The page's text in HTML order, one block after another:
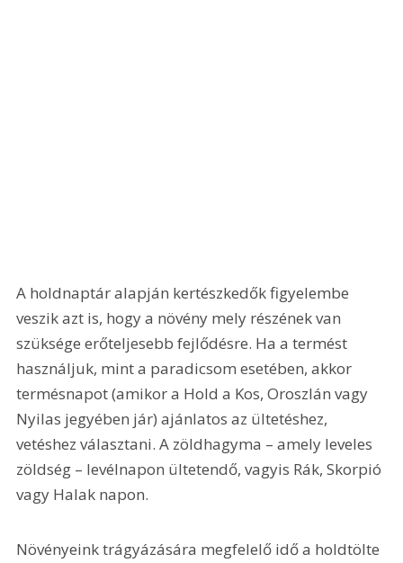
A holdnaptár alapján kertészkedők figyelembe
veszik azt is, hogy a növény mely részének van
szüksége erőteljesebb fejlődésre. Ha a termést
használjuk, mint a paradicsom esetében, akkor
termésnapot (amikor a Hold a Kos, Oroszlán vagy
Nyilas jegyében jár) ajánlatos az ültetéshez,
vetéshez választani. A zöldhagyma – amely leveles
zöldség – levélnapon ültetendő, vagyis Rák, Skorpió
vagy Halak napon.
Növényeink trágyázására megfelelő idő a holdtölte